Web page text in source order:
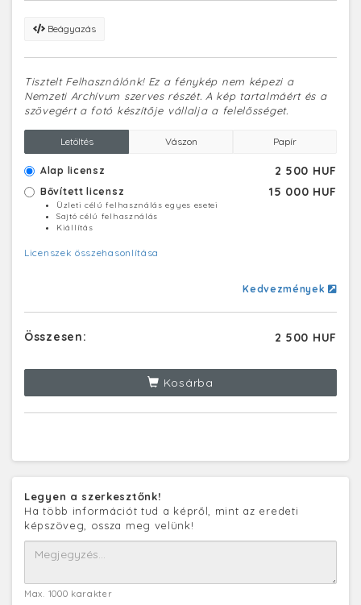
Beágyazás
Tisztelt Felhasználónk! Ez a fénykép nem képezi a
Nemzeti Archívum szerves részét. A kép tartalmáért és a
szövegért a fotó készítője vállalja a felelősséget.
Letöltés Vászon Papír
Alap licensz 2 500 HUF
Bővített licensz 15 000 HUF
Üzleti célú felhasználás egyes esetei
Sajtó célú felhasználás
Kiállítás
Licenszek összehasonlítása
Kedvezmények
Összesen: 2 500 HUF
Kosárba
Legyen a szerkesztőnk!
Ha több információt tud a képről, mint az eredeti
képszöveg, ossza meg velünk!
Max. 1000 karakter